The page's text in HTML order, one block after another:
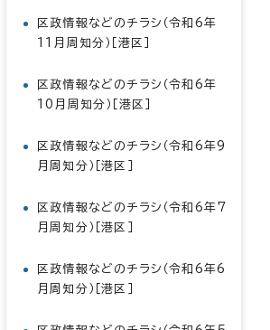
区政情報などのチラシ（令和6年
11月周知分）［港区］
区政情報などのチラシ（令和6年
10月周知分）［港区］
区政情報などのチラシ（令和6年9
月周知分）［港区］
区政情報などのチラシ（令和6年7
月周知分）［港区］
区政情報などのチラシ（令和6年6
月周知分）［港区］